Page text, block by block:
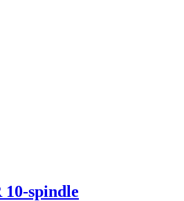
spindle